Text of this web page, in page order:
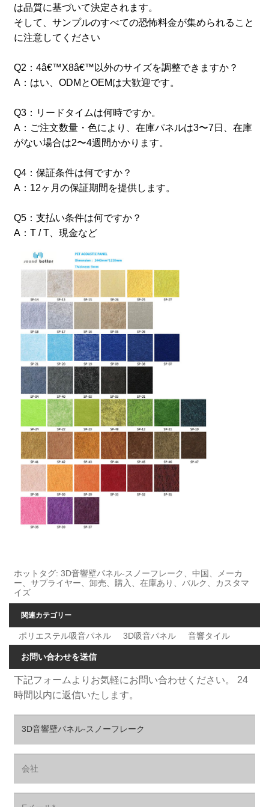
は品質に基づいて決定されます。
そして、サンプルのすべての恐怖料金が集められること
に注意してください
Q2：4â€™X8â€™以外のサイズを調整できますか？
A：はい、ODMとOEMは大歓迎です。
Q3：リードタイムは何時ですか。
A：ご注文数量・色により、在庫パネルは3〜7日、在庫
がない場合は2〜4週間かかります。
Q4：保証条件は何ですか？
A：12ヶ月の保証期間を提供します。
Q5：支払い条件は何ですか？
A：T / T、現金など
ホットタグ: 3D音響壁パネル-スノーフレーク、中国、メーカ
ー、サプライヤー、卸売、購入、在庫あり、バルク、カスタマ
イズ
関連カテゴリー
ポリエステル吸音パネル 3D吸音パネル 音響タイル
お問い合わせを送信
下記フォームよりお気軽にお問い合わせください。 24
時間以内に返信いたします。